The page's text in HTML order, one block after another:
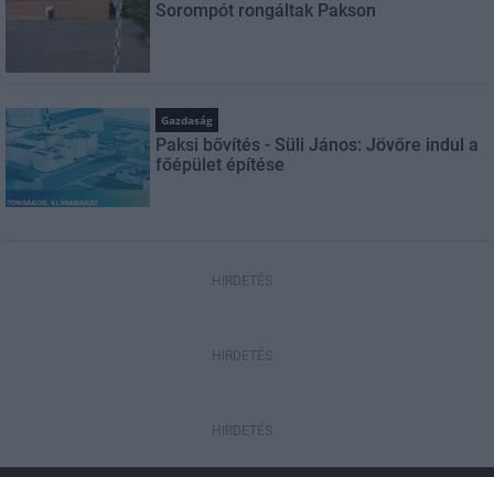
Sorompót rongáltak Pakson
Gazdaság
Paksi bővítés - Süli János: Jövőre indul a
főépület építése
HIRDETÉS
HIRDETÉS
HIRDETÉS